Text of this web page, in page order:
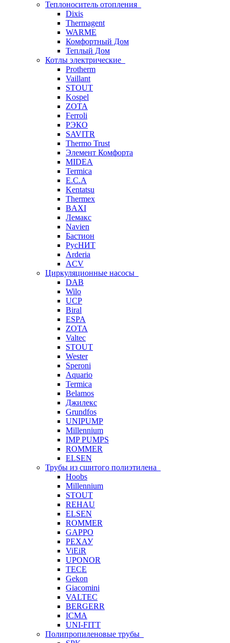
Теплоноситель отопления
Dixis
Thermagent
WARME
Комфортный Дом
Теплый Дом
Котлы электрические
Protherm
Vaillant
STOUT
Kospel
ZOTA
Ferroli
РЭКО
SAVITR
Thermo Trust
Элемент Комфорта
MIDEA
Termica
E.C.A
Kentatsu
Thermex
BAXI
Лемакс
Navien
Бастион
РусНИТ
Arderia
ACV
Циркуляционные насосы
DAB
Wilo
UCP
Biral
ESPA
ZOTA
Valtec
STOUT
Wester
Speroni
Aquario
Termica
Belamos
Джилекс
Grundfos
UNIPUMP
Millennium
IMP PUMPS
ROMMER
ELSEN
Трубы из сшитого полиэтилена
Hoobs
Millennium
STOUT
REHAU
ELSEN
ROMMER
GAPPO
РЕХАУ
ViEiR
UPONOR
TECE
Gekon
Giacomini
VALTEC
BERGERR
ICMA
UNI-FITT
Полипропиленовые трубы